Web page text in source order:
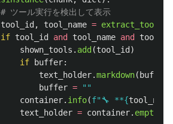
tool_id , tool_name =
if tool_id and tool_name and
tool_id
shown_tools . add (tool_id )
if
buffer:
text_holder.markdown( buffer
buffer =
""
container. info(f"🔧 **{tool_name
text_holder = container. empty